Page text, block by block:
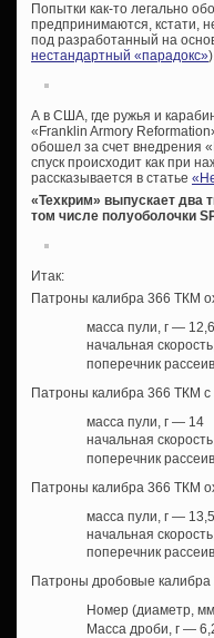
Попытки как-то легально
предпринимаются, кстати,
под разработанный на
нестандартный «парадокс»
А в США, где ружья и
«Franklin Armory
обошел за счет внедрения
спуск происходит как при
рассказывается в статье
«Техкрим» выпускает два
том числе полуоболочки
Итак:
Патроны калибра 366 ТКМ
масса пули, г — 12,6
начальная
поперечник
Патроны калибра 366 ТКМ с
масса пули, г — 14
начальная
поперечник
Патроны калибра 366 ТКМ
масса пули, г — 13,5
начальная
поперечник
Патроны дробовые
Номер (диаметр,
Масса дроби, г —